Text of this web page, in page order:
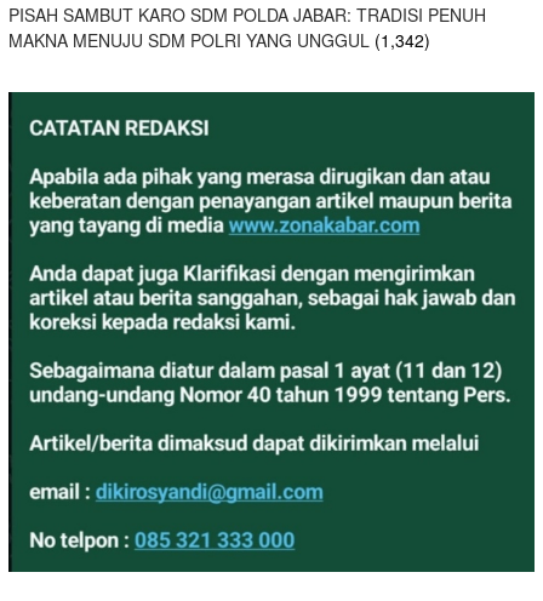
PISAH SAMBUT KARO SDM POLDA JABAR: TRADISI PENUH
MAKNA MENUJU SDM POLRI YANG UNGGUL (1,342)